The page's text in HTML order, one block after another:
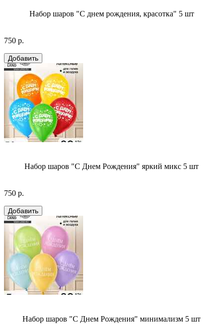
Набор шаров "С днем рождения, красотка" 5 шт
750 р.
Набор шаров "С Днем Рождения" яркий микс 5 шт
750 р.
Набор шаров "С Днем Рождения" минимализм 5 шт